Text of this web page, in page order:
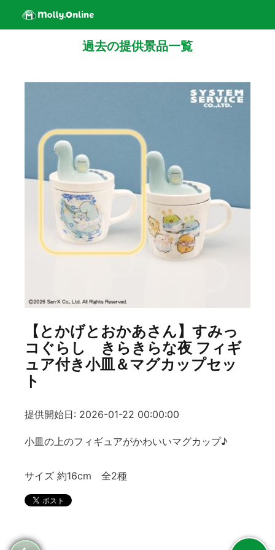
過去の提供景品一覧
【とかげとおかあさん】すみっ
コぐらし きらきらな夜 フィギ
ュア付き小皿＆マグカップセッ
ト
提供開始日: 2026-01-22 00:00:00
小皿の上のフィギュアがかわいいマグカップ♪
サイズ 約16cm 全2種